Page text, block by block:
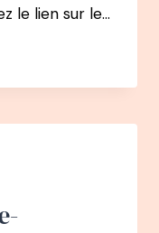
le lien sur le…